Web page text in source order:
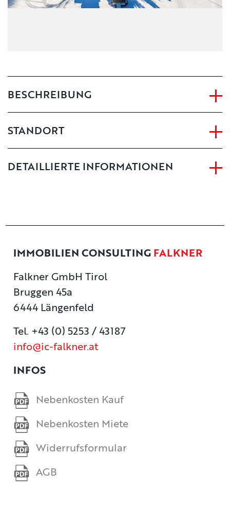
BESCHREIBUNG
STANDORT
DETAILLIERTE INFORMATIONEN
IMMOBILIEN CONSULTING FALKNER
Falkner GmbH Tirol
Bruggen 45a
6444 Längenfeld
Tel. +43 (0) 5253 / 43187
info@ic-falkner.at
INFOS
Nebenkosten Kauf
Nebenkosten Miete
Widerrufsformular
AGB